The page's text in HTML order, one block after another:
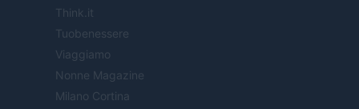
Think.it
Tuobenessere
Viaggiamo
Nonne Magazine
Milano Cortina